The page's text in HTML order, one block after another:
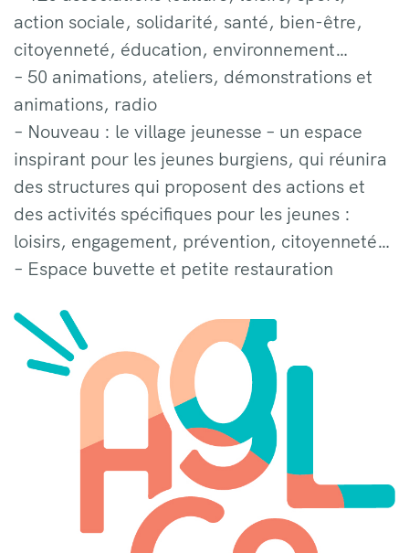
action sociale, solidarité, santé, bien-être,
citoyenneté, éducation, environnement…
– 50 animations, ateliers, démonstrations et
animations, radio
– Nouveau : le village jeunesse – un espace
inspirant pour les jeunes burgiens, qui réunira
des structures qui proposent des actions et
des activités spécifiques pour les jeunes :
loisirs, engagement, prévention, citoyenneté…
– Espace buvette et petite restauration